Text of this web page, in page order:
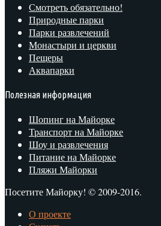
Смотреть обязательно!
Природные парки
Парки развлечений
Монастыри и церкви
Пещеры
Аквапарки
Полезная информация
Шопинг на Майорке
Транспорт на Майорке
Шоу и развлечения
Питание на Майорке
Пляжи Майорки
Посетите Майорку! © 2009-2016.
О проекте